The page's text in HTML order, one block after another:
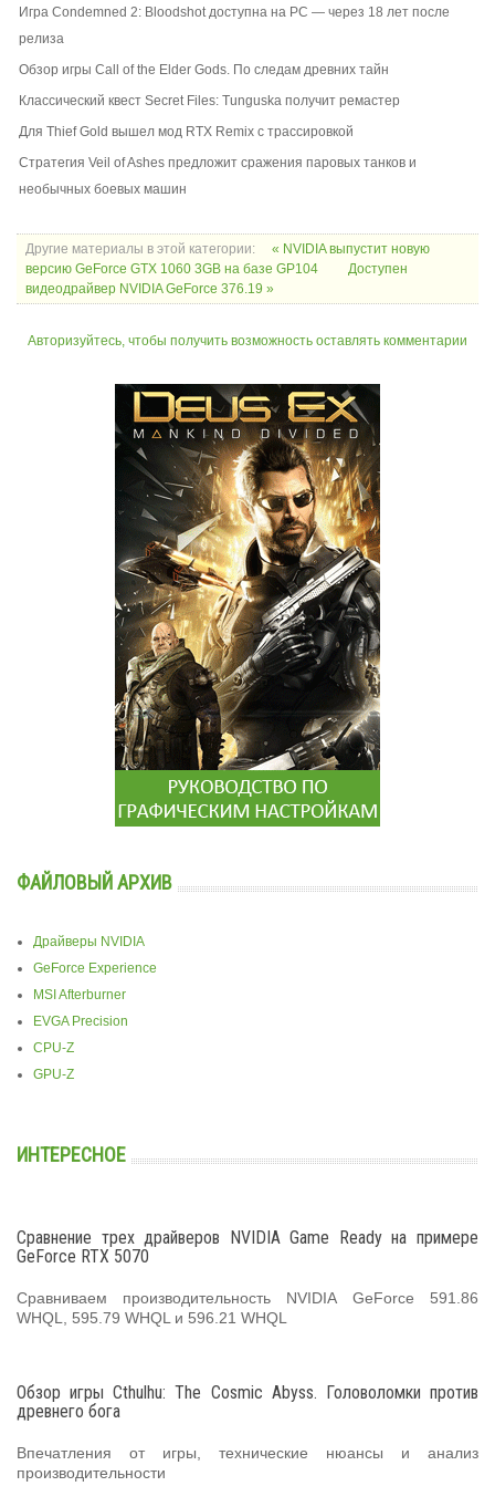
Игра Condemned 2: Bloodshot доступна на PC — через 18 лет после
релиза
Обзор игры Call of the Elder Gods. По следам древних тайн
Классический квест Secret Files: Tunguska получит ремастер
Для Thief Gold вышел мод RTX Remix с трассировкой
Стратегия Veil of Ashes предложит сражения паровых танков и
необычных боевых машин
Другие материалы в этой категории:
« NVIDIA выпустит новую
версию GeForce GTX 1060 3GB на базе GP104
Доступен
видеодрайвер NVIDIA GeForce 376.19 »
Авторизуйтесь, чтобы получить возможность оставлять комментарии
ФАЙЛОВЫЙ АРХИВ
Драйверы NVIDIA
GeForce Experience
MSI Afterburner
EVGA Precision
CPU-Z
GPU-Z
ИНТЕРЕСНОЕ
Сравнение трех драйверов NVIDIA Game Ready на примере
GeForce RTX 5070
Сравниваем производительность NVIDIA GeForce 591.86
WHQL, 595.79 WHQL и 596.21 WHQL
Обзор игры Cthulhu: The Cosmic Abyss. Головоломки против
древнего бога
Впечатления от игры, технические нюансы и анализ
производительности